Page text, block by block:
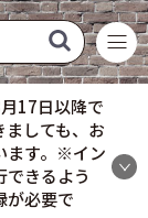
品 常温配送
め ギフト
17日以降で
しても、お
ます。※イン
きるよう
が必要で